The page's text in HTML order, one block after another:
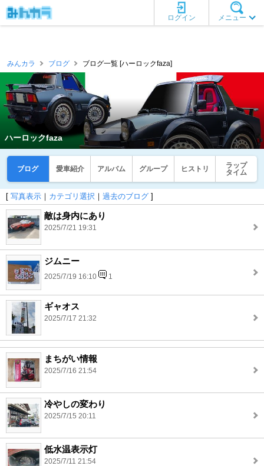
メニュー
ログイン
みんカラ ブログ ブログ一覧 [ハーロックfaza]
ハーロックfaza
ブログ 愛車紹介 アルバム グループ ヒストリ
ラップ
タイム
[ 写真表示 ｜ カテゴリ選択 ｜ 過去のブログ ]
敵は身内にあり
2025/7/21 19:31
ジムニー
2025/7/19 16:10 1
ギャオス
2025/7/17 21:32
まちがい情報
2025/7/16 21:54
冷やしの変わり
2025/7/15 20:11
低水温表示灯
2025/7/11 21:54